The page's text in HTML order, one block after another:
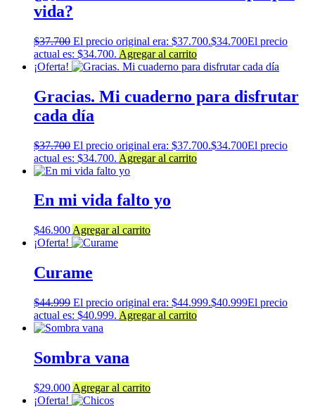
vida?
$37.700 El precio original era: $37.700.$34.700El precio
actual es: $34.700. Agregar al carrito
¡Oferta!
Gracias. Mi cuaderno para disfrutar
cada día
$37.700 El precio original era: $37.700.$34.700El precio
actual es: $34.700. Agregar al carrito
En mi vida falto yo
$46.900 Agregar al carrito
¡Oferta!
Curame
$44.999 El precio original era: $44.999.$40.999El precio
actual es: $40.999. Agregar al carrito
Sombra vana
$29.000 Agregar al carrito
¡Oferta!